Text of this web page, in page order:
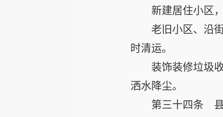
新建居住小区
老旧小区、沿
时清运。
装饰装修垃圾
洒水降尘。
第三十四条 县